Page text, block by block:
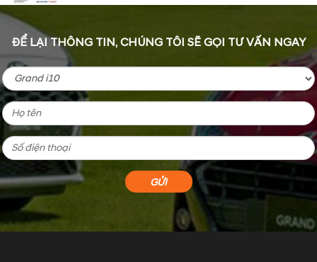
ĐỂ LẠI THÔNG TIN, CHÚNG TÔI SẼ GỌI TƯ VẤN NGAY